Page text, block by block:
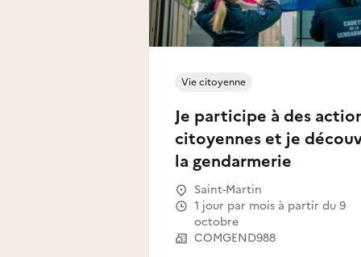
Je participe à des
citoyennes et je
la gendarmerie
Vie citoyenne
Saint-Martin
1 jour par mois à partir du 9
octobre
COMGEND988